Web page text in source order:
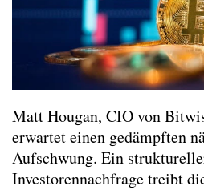
Matt Hougan, CIO von
erwartet einen gedämpften
Aufschwung. Ein
Investorennachfrage treibt